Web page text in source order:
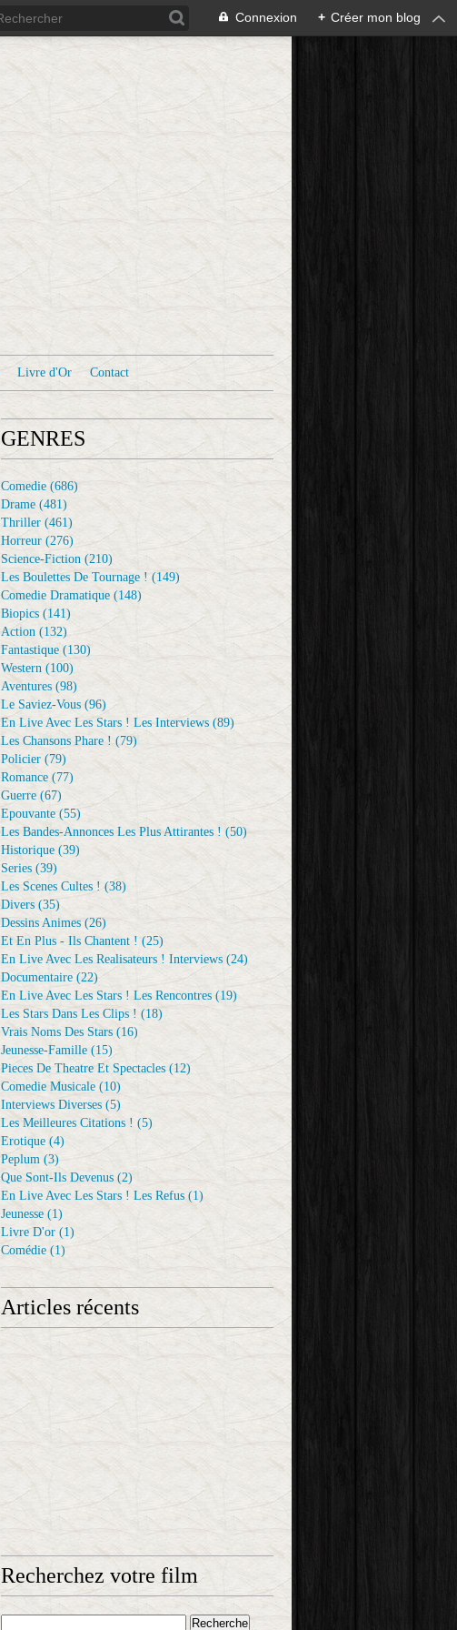
Connexion + Créer mon blog
Livre d'Or Contact
GENRES
Comedie (686)
Drame (481)
Thriller (461)
Horreur (276)
Science-Fiction (210)
Les Boulettes De Tournage ! (149)
Comedie Dramatique (148)
Biopics (141)
Action (132)
Fantastique (130)
Western (100)
Aventures (98)
Le Saviez-Vous (96)
En Live Avec Les Stars ! Les Interviews (89)
Les Chansons Phare ! (79)
Policier (79)
Romance (77)
Guerre (67)
Epouvante (55)
Les Bandes-Annonces Les Plus Attirantes ! (50)
Historique (39)
Series (39)
Les Scenes Cultes ! (38)
Divers (35)
Dessins Animes (26)
Et En Plus - Ils Chantent ! (25)
En Live Avec Les Realisateurs ! Interviews (24)
Documentaire (22)
En Live Avec Les Stars ! Les Rencontres (19)
Les Stars Dans Les Clips ! (18)
Vrais Noms Des Stars (16)
Jeunesse-Famille (15)
Pieces De Theatre Et Spectacles (12)
Comedie Musicale (10)
Interviews Diverses (5)
Les Meilleures Citations ! (5)
Erotique (4)
Peplum (3)
Que Sont-Ils Devenus (2)
En Live Avec Les Stars ! Les Refus (1)
Jeunesse (1)
Livre D'or (1)
Comédie (1)
Articles récents
Recherchez votre film